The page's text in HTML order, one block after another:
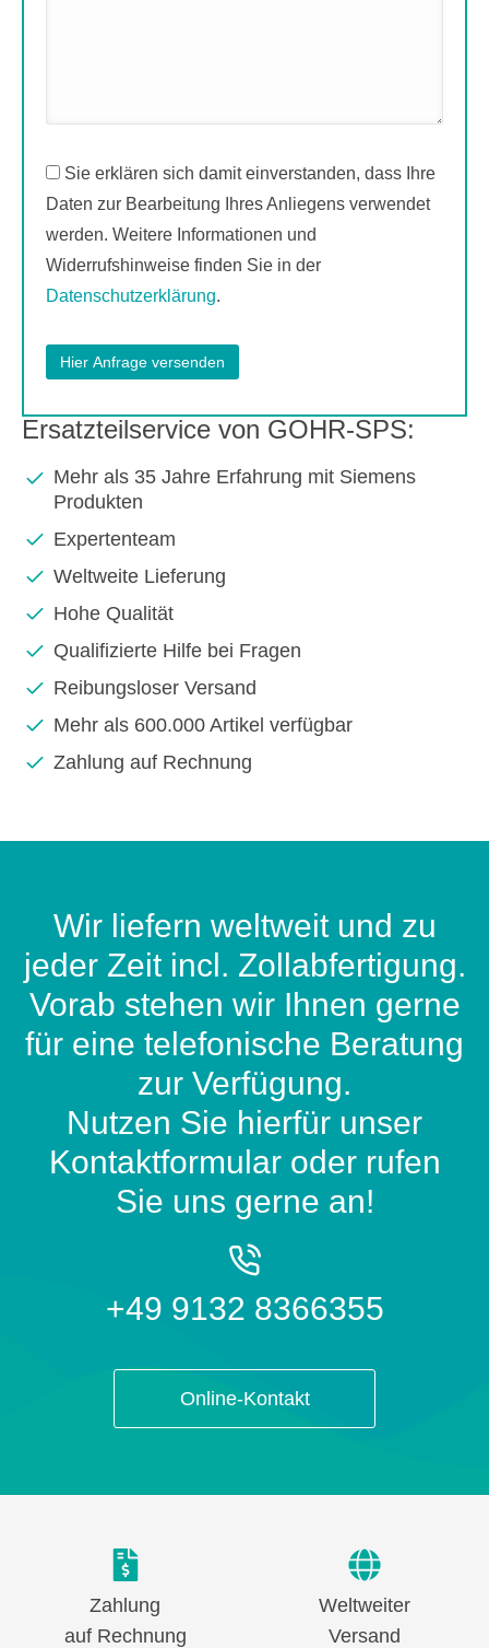
Sie erklären sich damit einverstanden, dass Ihre
Daten zur Bearbeitung Ihres Anliegens verwendet
werden. Weitere Informationen und
Widerrufshinweise finden Sie in der
Datenschutzerklärung.
Ersatzteilservice von GOHR-SPS:
Mehr als 35 Jahre Erfahrung mit Siemens
Produkten
Expertenteam
Weltweite Lieferung
Hohe Qualität
Qualifizierte Hilfe bei Fragen
Reibungsloser Versand
Mehr als 600.000 Artikel verfügbar
Zahlung auf Rechnung
Wir liefern weltweit und zu
jeder Zeit incl. Zollabfertigung.
Vorab stehen wir Ihnen gerne
für eine telefonische Beratung
zur Verfügung.
Nutzen Sie hierfür unser
Kontaktformular oder rufen
Sie uns gerne an!
+49 9132 8366355
Online-Kontakt
Zahlung
auf Rechnung
Weltweiter
Versand